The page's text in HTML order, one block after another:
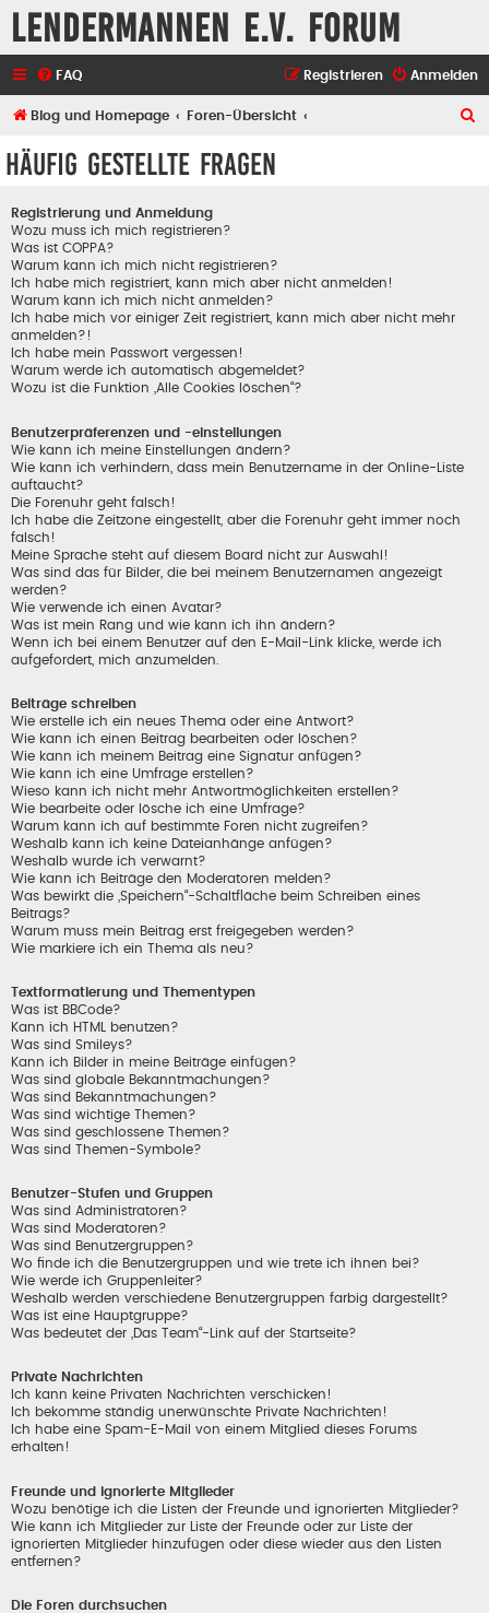
Lendermannen e.V. Forum
FAQ Anmelden
Registrieren
Blog und Homepage Foren-Übersicht
Häufig gestellte Fragen
Registrierung und Anmeldung
Wozu muss ich mich registrieren?
Was ist COPPA?
Warum kann ich mich nicht registrieren?
Ich habe mich registriert, kann mich aber nicht anmelden!
Warum kann ich mich nicht anmelden?
Ich habe mich vor einiger Zeit registriert, kann mich aber nicht mehr
anmelden?!
Ich habe mein Passwort vergessen!
Warum werde ich automatisch abgemeldet?
Wozu ist die Funktion „Alle Cookies löschen“?
Benutzerpräferenzen und -einstellungen
Wie kann ich meine Einstellungen ändern?
Wie kann ich verhindern, dass mein Benutzername in der Online-Liste
auftaucht?
Die Forenuhr geht falsch!
Ich habe die Zeitzone eingestellt, aber die Forenuhr geht immer noch
falsch!
Meine Sprache steht auf diesem Board nicht zur Auswahl!
Was sind das für Bilder, die bei meinem Benutzernamen angezeigt
werden?
Wie verwende ich einen Avatar?
Was ist mein Rang und wie kann ich ihn ändern?
Wenn ich bei einem Benutzer auf den E-Mail-Link klicke, werde ich
aufgefordert, mich anzumelden.
Beiträge schreiben
Wie erstelle ich ein neues Thema oder eine Antwort?
Wie kann ich einen Beitrag bearbeiten oder löschen?
Wie kann ich meinem Beitrag eine Signatur anfügen?
Wie kann ich eine Umfrage erstellen?
Wieso kann ich nicht mehr Antwortmöglichkeiten erstellen?
Wie bearbeite oder lösche ich eine Umfrage?
Warum kann ich auf bestimmte Foren nicht zugreifen?
Weshalb kann ich keine Dateianhänge anfügen?
Weshalb wurde ich verwarnt?
Wie kann ich Beiträge den Moderatoren melden?
Was bewirkt die „Speichern“-Schaltfläche beim Schreiben eines
Beitrags?
Warum muss mein Beitrag erst freigegeben werden?
Wie markiere ich ein Thema als neu?
Textformatierung und Thementypen
Was ist BBCode?
Kann ich HTML benutzen?
Was sind Smileys?
Kann ich Bilder in meine Beiträge einfügen?
Was sind globale Bekanntmachungen?
Was sind Bekanntmachungen?
Was sind wichtige Themen?
Was sind geschlossene Themen?
Was sind Themen-Symbole?
Benutzer-Stufen und Gruppen
Was sind Administratoren?
Was sind Moderatoren?
Was sind Benutzergruppen?
Wo finde ich die Benutzergruppen und wie trete ich ihnen bei?
Wie werde ich Gruppenleiter?
Weshalb werden verschiedene Benutzergruppen farbig dargestellt?
Was ist eine Hauptgruppe?
Was bedeutet der „Das Team“-Link auf der Startseite?
Private Nachrichten
Ich kann keine Privaten Nachrichten verschicken!
Ich bekomme ständig unerwünschte Private Nachrichten!
Ich habe eine Spam-E-Mail von einem Mitglied dieses Forums
erhalten!
Freunde und ignorierte Mitglieder
Wozu benötige ich die Listen der Freunde und ignorierten Mitglieder?
Wie kann ich Mitglieder zur Liste der Freunde oder zur Liste der
ignorierten Mitglieder hinzufügen oder diese wieder aus den Listen
entfernen?
Die Foren durchsuchen